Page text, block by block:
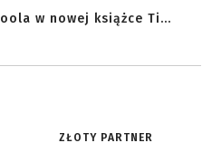
w nowej książce Ti...
ZŁOTY PARTNER